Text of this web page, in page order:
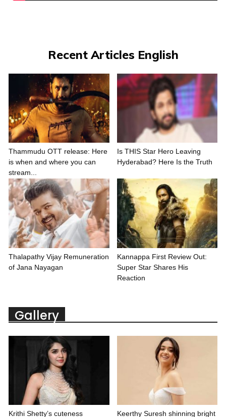
Recent Articles English
Thammudu OTT release: Here
is when and where you can
stream...
Is THIS Star Hero Leaving
Hyderabad? Here Is the Truth
Thalapathy Vijay Remuneration
of Jana Nayagan
Kannappa First Review Out:
Super Star Shares His
Reaction
Gallery
Krithi Shetty’s cuteness Keerthy Suresh shinning bright